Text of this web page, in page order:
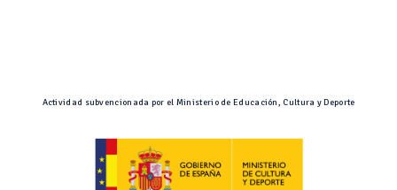
Actividad subvencionada por el Ministerio de Educación, Cultura y Deporte